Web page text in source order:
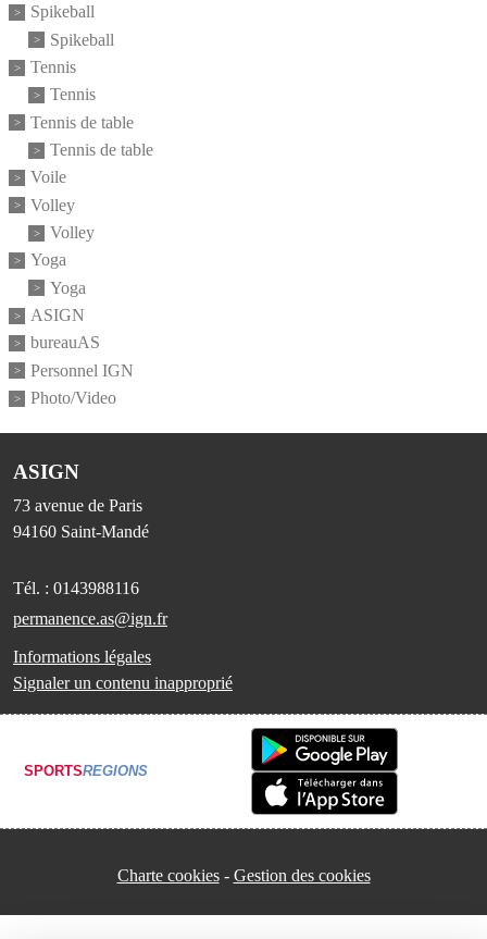
Spikeball
Spikeball
Tennis
Tennis
Tennis de table
Tennis de table
Voile
Volley
Volley
Yoga
Yoga
ASIGN
bureauAS
Personnel IGN
Photo/Video
ASIGN
73 avenue de Paris
94160 Saint-Mandé
Tél. : 0143988116
permanence.as@ign.fr
Informations légales
Signaler un contenu inapproprié
SPORTSREGIONS
Charte cookies Gestion des cookies